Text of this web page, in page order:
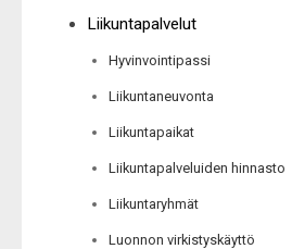
Liikuntapalvelut
Hyvinvointipassi
Liikuntaneuvonta
Liikuntapaikat
Liikuntapalveluiden hinnasto
Liikuntaryhmät
Luonnon virkistyskäyttö